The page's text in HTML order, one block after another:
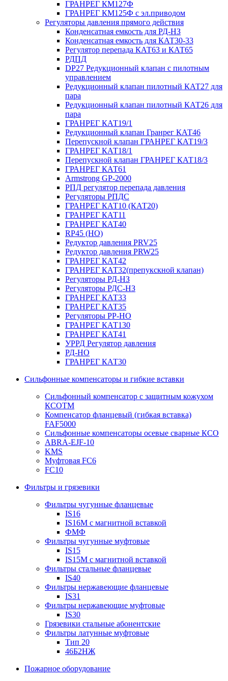
ГРАНРЕГ КМ127Ф
ГРАНРЕГ КМ125Ф с эл.приводом
Регуляторы давления прямого действия
Конденсатная емкость для РД-НЗ
Конденсатная емкость для КАТ30-33
Регулятор перепада КАТ63 и КАТ65
РДПД
DP27 Редукционный клапан с пилотным
управлением
Редукционный клапан пилотный КАТ27 для
пара
Редукционный клапан пилотный КАТ26 для
пара
ГРАНРЕГ КАТ19/1
Редукционный клапан Гранрег КАТ46
Перепускной клапан ГРАНРЕГ КАТ19/3
ГРАНРЕГ КАТ18/1
Перепускной клапан ГРАНРЕГ КАТ18/3
ГРАНРЕГ КАТ61
Armstrong GP-2000
РПД регулятор перепада давления
Регуляторы РПДС
ГРАНРЕГ КАТ10 (КАТ20)
ГРАНРЕГ КАТ11
ГРАНРЕГ КАТ40
RP45 (НО)
Редуктор давления PRV25
Редуктор давления PRW25
ГРАНРЕГ КАТ42
ГРАНРЕГ КАТ32(препукскной клапан)
Регуляторы РД-НЗ
Регуляторы РДС-НЗ
ГРАНРЕГ КАТ33
ГРАНРЕГ КАТ35
Регуляторы РР-НО
ГРАНРЕГ КАТ130
ГРАНРЕГ КАТ41
УРРД Регулятор давления
РД-НО
ГРАНРЕГ КАТ30
Сильфонные компенсаторы и гибкие вставки
Сильфонный компенсатор с защитным кожухом
КСОТM
Компенсатор фланцевый (гибкая вставка)
FAF5000
Сильфонные компенсаторы осевые сварные КСО
ABRA-EJF-10
KMS
Муфтовая FC6
FC10
Фильтры и грязевики
Фильтры чугунные фланцевые
IS16
IS16M с магнитной вставкой
ФМФ
Фильтры чугунные муфтовые
IS15
IS15M c магнитной вставкой
Фильтры стальные фланцевые
IS40
Фильтры нержавеющие фланцевые
IS31
Фильтры нержавеющие муфтовые
IS30
Грязевики стальные абонентские
Фильтры латунные муфтовые
Тип 20
46Б2НЖ
Пожарное оборудование